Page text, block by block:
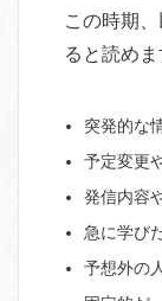
この時期
ると読めま
突発的な
予定変更
発信内容
急に学び
予想外の